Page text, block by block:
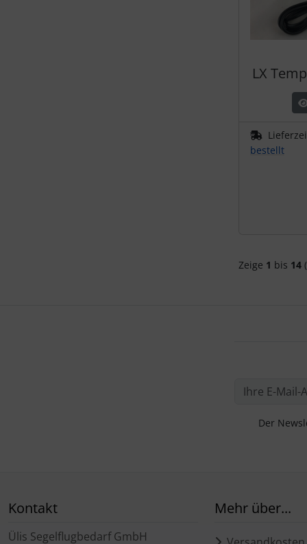
LX
bestellt
Zeige 1 bis 14
Der
Kontakt
Ülis Segelflugbedarf GmbH
Mehr über...